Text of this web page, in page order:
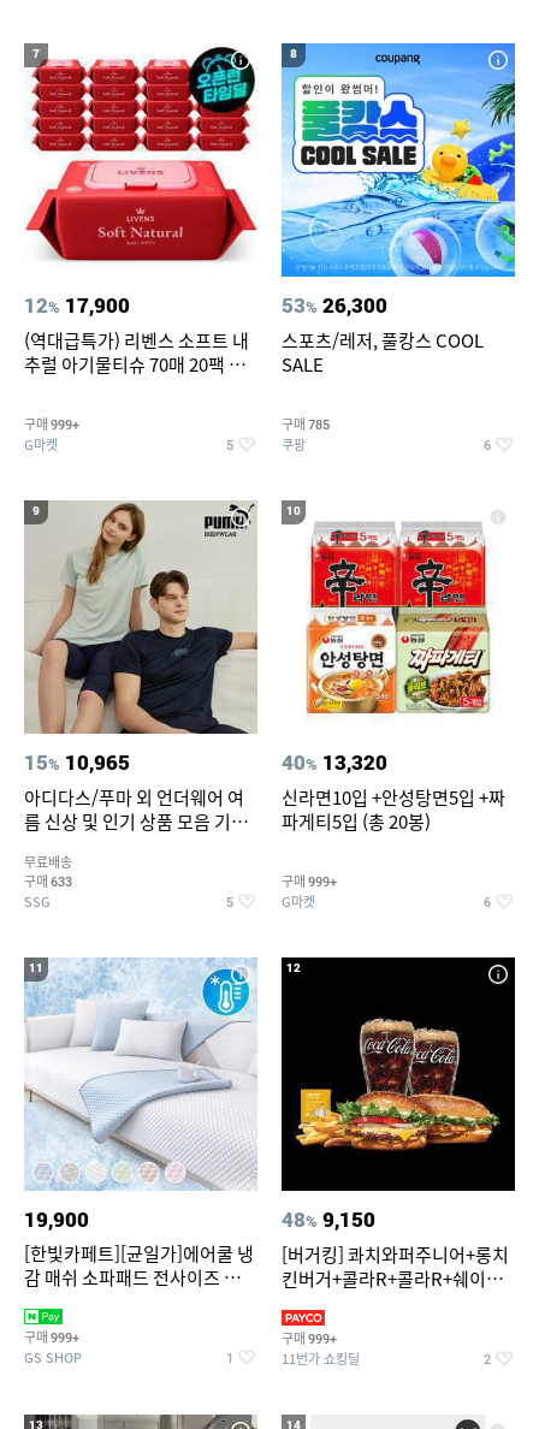
7
12% 17,900
(역대급특가) 리벤스 소프트 내
추럴 아기물티슈 70매 20팩 캡
구매 999+
G마켓 5
8
53% 26,300
스포츠/레저, 풀캉스 COOL
SALE
구매 785
쿠팡 6
9
15% 10,965
아디다스/푸마 외 언더웨어 여
름 신상 및 인기 상품 모음 기획
무료배송
구매 633
SSG 5
10
40% 13,320
신라면10입 +안성탕면5입 +짜
파게티5입 (총 20봉)
구매 999+
G마켓 6
11
19,900
[한빛카페트][균일가]에어쿨 냉
감 매쉬 소파패드 전사이즈 균일
구매 999+
GS SHOP 1
12
48% 9,150
[버거킹] 콰치와퍼주니어+롱치
킨버거+콜라R+콜라R+쉐이킹
구매 999+
11번가 쇼킹딜 2
13 14